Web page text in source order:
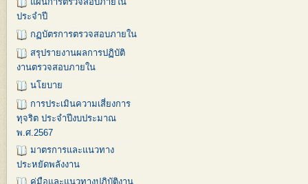
ประจำปี
กฏบัตรการตรวจสอบภายใน
สรุปรายงานผลการปฏิบัติ
งานตรวจสอบภายใน
นโยบาย
การประเมินความเสี่ยงการ
ทุจริต ประจำปีงบประมาณ
พ.ศ.2567
มาตรการและแนวทาง
ประหยัดพลังงาน
คู่มือและแนวทางปฏิบัติงาน